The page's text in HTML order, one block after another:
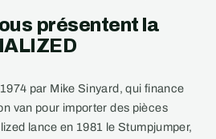
présentent la
par Mike Sinyard, qui finance
van pour importer des pièces
lance en 1981 le Stumpjumper,